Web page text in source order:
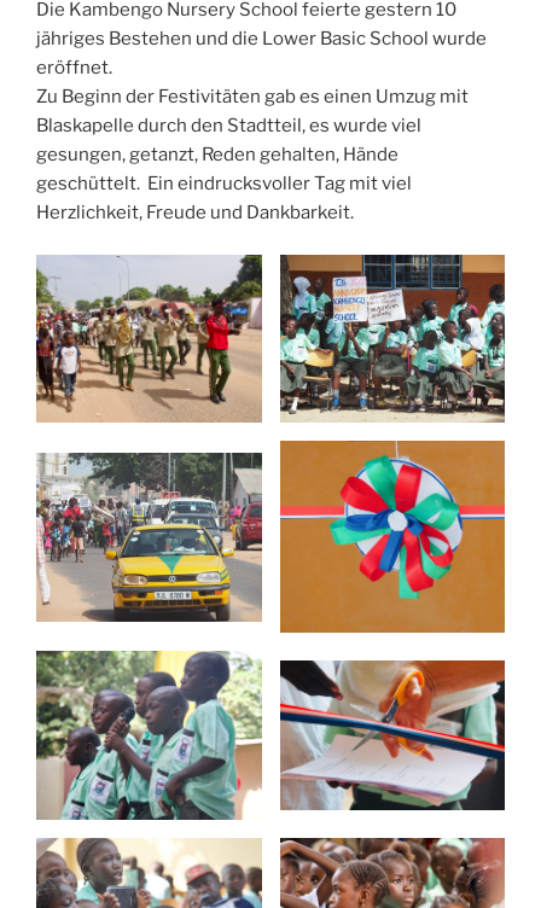
Die Kambengo Nursery School feierte gestern 10
jähriges Bestehen und die Lower Basic School wurde
eröffnet.
Zu Beginn der Festivitäten gab es einen Umzug mit
Blaskapelle durch den Stadtteil, es wurde viel
gesungen, getanzt, Reden gehalten, Hände
geschüttelt. Ein eindrucksvoller Tag mit viel
Herzlichkeit, Freude und Dankbarkeit.